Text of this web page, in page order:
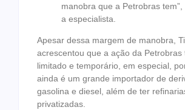
manobra que a Petrobras tem”,
a especialista.
Apesar dessa margem de manobra,
acrescentou que a ação da Petrobras
limitado e temporário, em especial,
ainda é um grande importador de
gasolina e diesel, além de ter
privatizadas.